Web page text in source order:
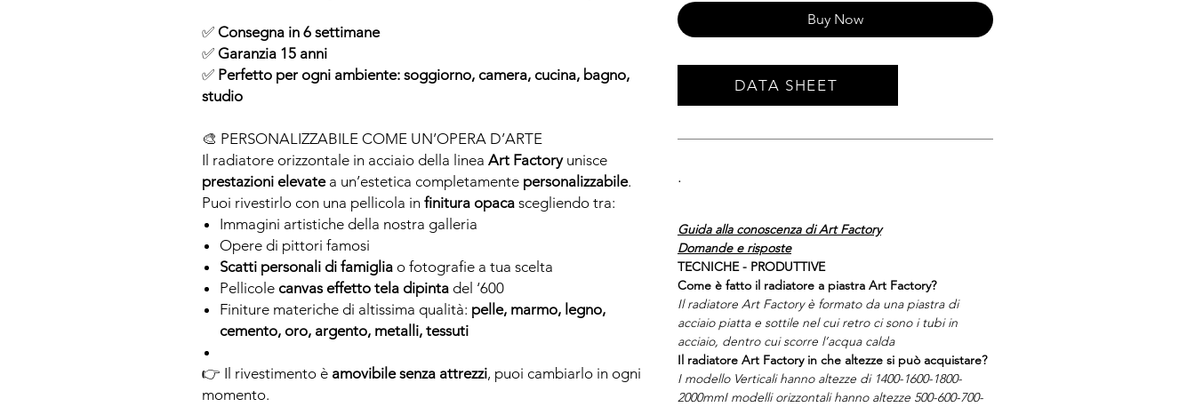
✅ Consegna in 6 settimane
✅ Garanzia 15 anni
✅ Perfetto per ogni ambiente: soggiorno, camera, cucina, bagno,
studio
🎨 PERSONALIZZABILE COME UN’OPERA D’ARTE
Il radiatore orizzontale in acciaio della linea Art Factoryunisce
prestazioni elevatea un’estetica completamente personalizzabile.
Puoi rivestirlo con una pellicola in finitura opaca scegliendo tra:
Immagini artistiche della nostra galleria
Opere di pittori famosi
Scatti personali di famiglia o fotografie a tua scelta
Pellicole canvas effetto tela dipinta del ‘600
Finiture materiche di altissima qualità: pelle, marmo, legno,
cemento, oro, argento, metalli, tessuti
👉 Il rivestimento è amovibile senza attrezzi, puoi cambiarlo in ogni
momento.
Buy Now
.
Guida alla conoscenza di Art Factory
Domande e risposte
TECNICHE - PRODUTTIVE
Come è fatto il radiatore a piastra Art Factory?
Il radiatore Art Factory è formato da una piastra di
acciaio piatta e sottile nel cui retro ci sono i tubi in
acciaio, dentro cui scorre l’acqua calda
Il radiatore Art Factory in che altezze si può acquistare?
I modello Verticali hanno altezze di 1400-1600-1800-
2000mmI modelli orizzontali hanno altezze 500-600-700-
DATA SHEET